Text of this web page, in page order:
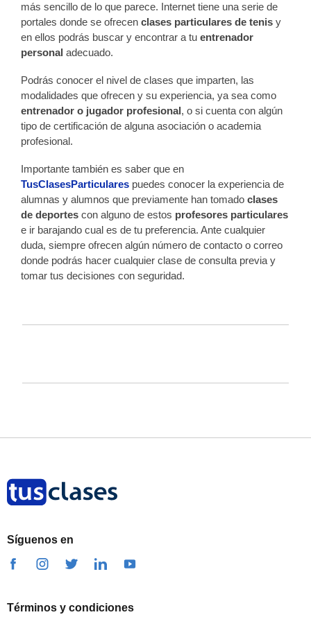
más sencillo de lo que parece. Internet tiene una serie de
portales donde se ofrecen clases particulares de tenis y
en ellos podrás buscar y encontrar a tu entrenador
personal adecuado.
Podrás conocer el nivel de clases que imparten, las
modalidades que ofrecen y su experiencia, ya sea como
entrenador o jugador profesional, o si cuenta con algún
tipo de certificación de alguna asociación o academia
profesional.
Importante también es saber que en
TusClasesParticulares puedes conocer la experiencia de
alumnas y alumnos que previamente han tomado clases
de deportes con alguno de estos profesores particulares
e ir barajando cual es de tu preferencia. Ante cualquier
duda, siempre ofrecen algún número de contacto o correo
donde podrás hacer cualquier clase de consulta previa y
tomar tus decisiones con seguridad.
Síguenos en
Términos y condiciones